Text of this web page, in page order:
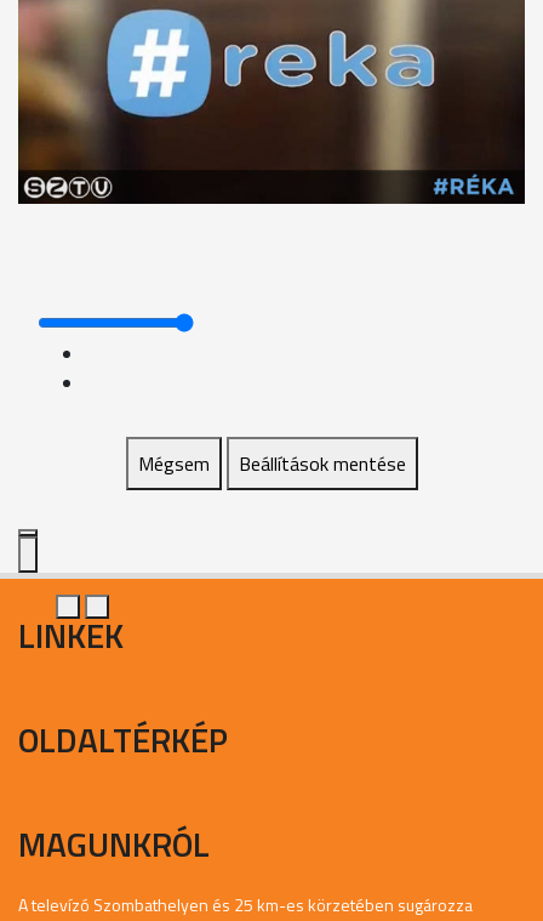
Mégsem Beállítások mentése
LINKEK
OLDALTÉRKÉP
MAGUNKRÓL
A televízó Szombathelyen és 25 km-es körzetében sugározza